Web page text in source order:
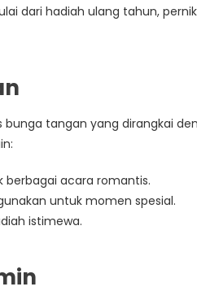
dari hadiah ulang tahun,
tangan yang dirangkai
berbagai acara romantis.
untuk momen spesial.
istimewa.